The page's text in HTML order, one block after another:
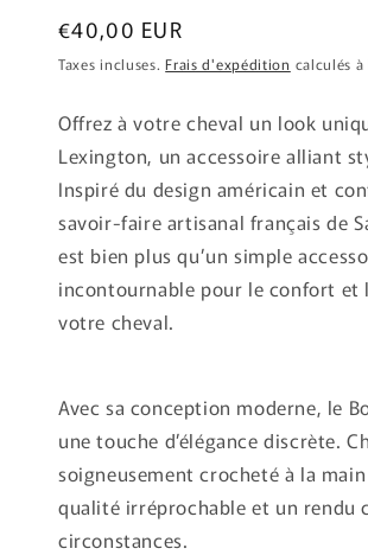
Prix
habituel
€40,00 EUR
Taxes incluses.Frais d'expédition calculés
Offrez à votre cheval un look
Lexington, un accessoire alliant
Inspiré du design américain et
savoir-faire artisanal français de
est bien plus qu’un simple
incontournable pour le confort et
votre cheval.
Avec sa conception moderne, le
une touche d’élégance discrète.
soigneusement crocheté à la
qualité irréprochable et un rendu
circonstances.